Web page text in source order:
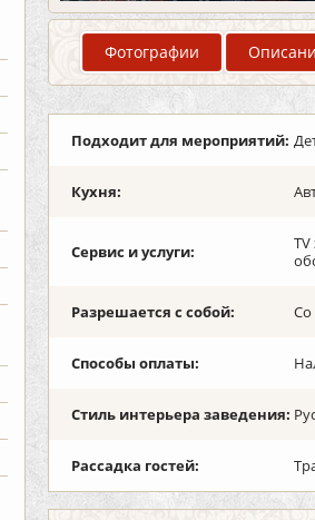
Фотографии
Подходит для мероприятий:
Кухня:
Сервис и услуги:
Разрешается с собой: Со
Способы оплаты:
Стиль интерьера заведения:
Рассадка гостей: